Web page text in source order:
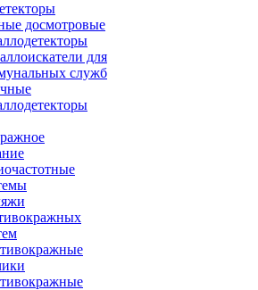
досмотровые
для
служб